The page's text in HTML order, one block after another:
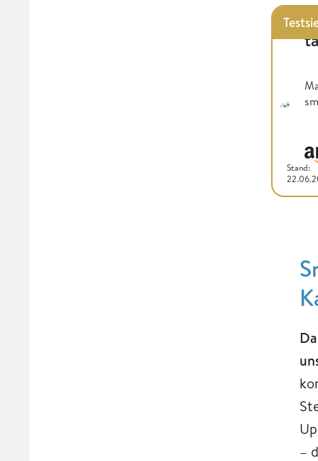
Stand:
–